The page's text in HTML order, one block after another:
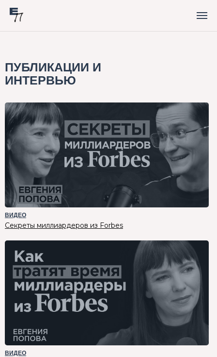
ПУБЛИКАЦИИ И
ИНТЕРВЬЮ
ВИДЕО
ВИДЕО
Секреты миллиардеров из Forbes